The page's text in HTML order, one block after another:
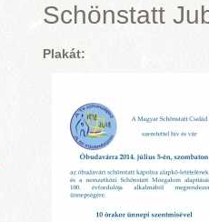
Schönstatt
Plakát: